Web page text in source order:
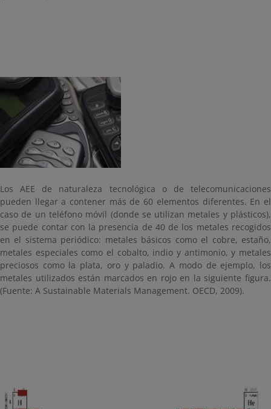
Los AEE de naturaleza tecnológica o de telecomunicaciones
pueden llegar a contener más de 60 elementos diferentes. En el
caso de un teléfono móvil (donde se utilizan metales y plásticos),
se puede contar con la presencia de 40 de los metales recogidos
en el sistema periódico: metales básicos como el cobre, estaño,
metales especiales como el cobalto, indio y antimonio, y metales
preciosos como la plata, oro y paladio. A modo de ejemplo, los
metales utilizados están marcados en rojo en la siguiente figura.
(Fuente: A Sustainable Materials Management. OECD, 2009).